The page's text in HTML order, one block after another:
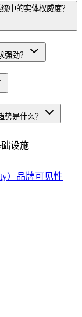
中的实体权威度？
劲？
是什么？
设施
） 品牌可见性